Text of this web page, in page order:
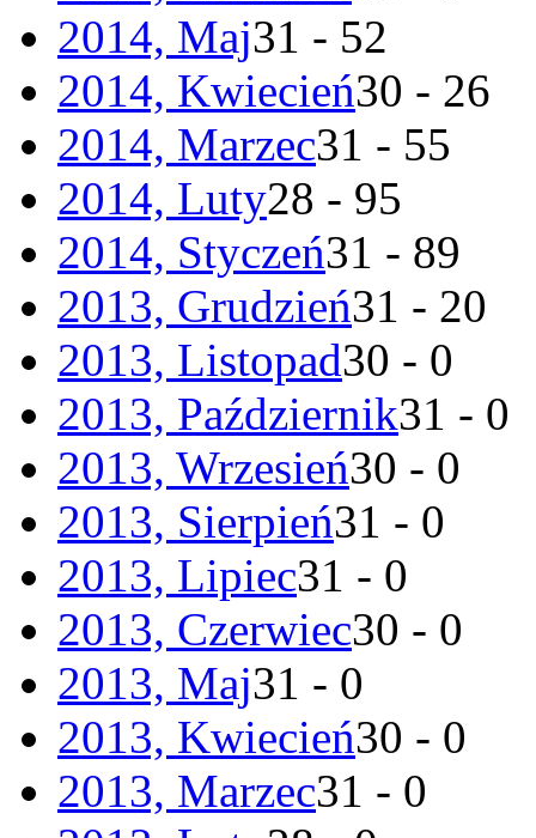
2014, Maj31 - 52
2014, Kwiecień30 - 26
2014, Marzec31 - 55
2014, Luty28 - 95
2014, Styczeń31 - 89
2013, Grudzień31 - 20
2013, Listopad30 - 0
2013, Październik31 - 0
2013, Wrzesień30 - 0
2013, Sierpień31 - 0
2013, Lipiec31 - 0
2013, Czerwiec30 - 0
2013, Maj31 - 0
2013, Kwiecień30 - 0
2013, Marzec31 - 0